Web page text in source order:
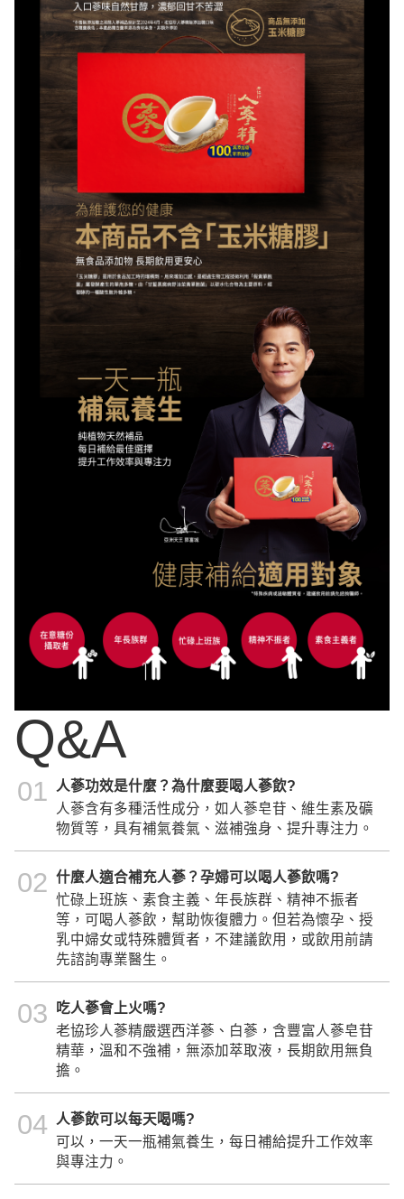
Q&A
01
人蔘功效是什麼？為什麼要喝人蔘飲?
人蔘含有多種活性成分，如人蔘皂苷、維生素及礦
物質等，具有補氣養氣、滋補強身、提升專注力。
02 什麼人適合補充人蔘？孕婦可以喝人蔘飲嗎?
忙碌上班族、素食主義、年長族群、精神不振者
等，可喝人蔘飲，幫助恢復體力。但若為懷孕、授
乳中婦女或特殊體質者，不建議飲用，或飲用前請
先諮詢專業醫生。
03
吃人蔘會上火嗎?
老協珍人蔘精嚴選西洋蔘、白蔘，含豐富人蔘皂苷
精華，溫和不強補，無添加萃取液，長期飲用無負
擔。
04
人蔘飲可以每天喝嗎?
可以，一天一瓶補氣養生，每日補給提升工作效率
與專注力。